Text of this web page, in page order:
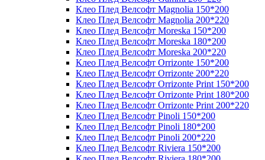
Клео Плед Велсофт Magnolia 150*200
Клео Плед Велсофт Magnolia 200*220
Клео Плед Велсофт Moreska 150*200
Клео Плед Велсофт Moreska 180*200
Клео Плед Велсофт Moreska 200*220
Клео Плед Велсофт Orrizonte 150*200
Клео Плед Велсофт Orrizonte 200*220
Клео Плед Велсофт Orrizonte Print 150*200
Клео Плед Велсофт Orrizonte Print 180*200
Клео Плед Велсофт Orrizonte Print 200*220
Клео Плед Велсофт Pinoli 150*200
Клео Плед Велсофт Pinoli 180*200
Клео Плед Велсофт Pinoli 200*220
Клео Плед Велсофт Riviera 150*200